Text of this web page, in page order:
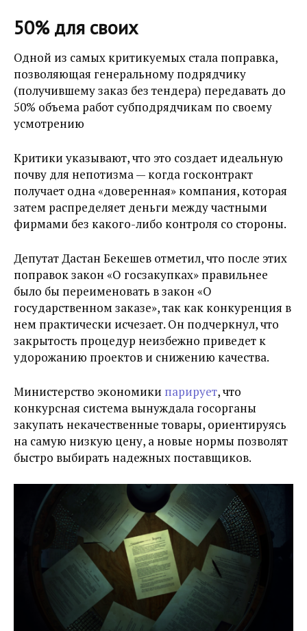
50% для своих
Одной из самых критикуемых стала поправка,
позволяющая генеральному подрядчику
(получившему заказ без тендера) передавать до
50% объема работ субподрядчикам по своему
усмотрению
Критики указывают, что это создает идеальную
почву для непотизма — когда госконтракт
получает одна «доверенная» компания, которая
затем распределяет деньги между частными
фирмами без какого-либо контроля со стороны.
Депутат Дастан Бекешев отметил, что после этих
поправок закон «О госзакупках» правильнее
было бы переименовать в закон «О
государственном заказе», так как конкуренция в
нем практически исчезает. Он подчеркнул, что
закрытость процедур неизбежно приведет к
удорожанию проектов и снижению качества.
Министерство экономики парирует, что
конкурсная система вынуждала госорганы
закупать некачественные товары, ориентируясь
на самую низкую цену, а новые нормы позволят
быстро выбирать надежных поставщиков.